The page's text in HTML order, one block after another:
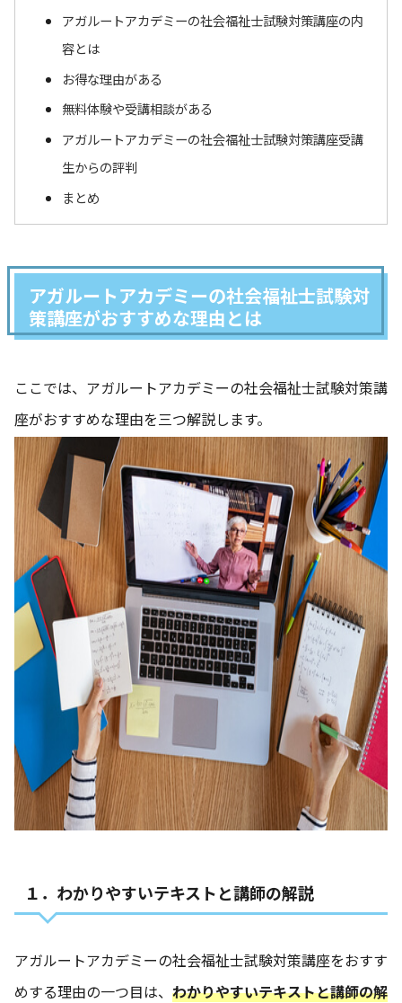
アガルートアカデミーの社会福祉士試験対策講座の内
容とは
お得な理由がある
無料体験や受講相談がある
アガルートアカデミーの社会福祉士試験対策講座受講
生からの評判
まとめ
アガルートアカデミーの社会福祉士試験対
策講座がおすすめな理由とは
ここでは、アガルートアカデミーの社会福祉士試験対策講
座がおすすめな理由を三つ解説します。
１．わかりやすいテキストと講師の解説
アガルートアカデミーの社会福祉士試験対策講座をおすす
めする理由の一つ目は、 わかりやすいテキストと講師の解